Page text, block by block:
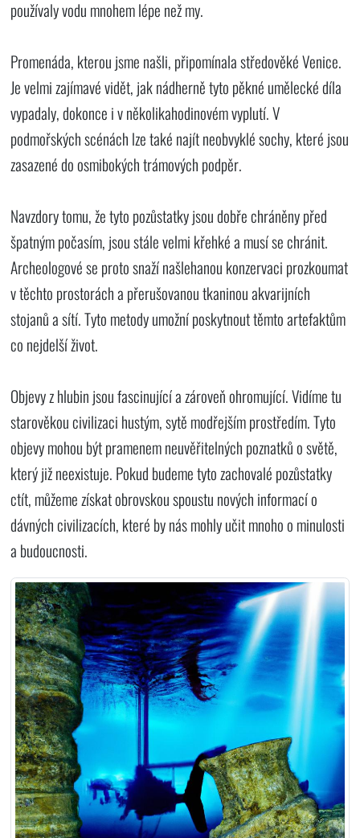
používaly vodu mnohem lépe než my.
Promenáda, kterou jsme našli, připomínala středověké Venice.
Je velmi zajímavé vidět, jak nádherně tyto pěkné umělecké díla
vypadaly, dokonce i v několikahodinovém vyplutí. V
podmořských scénách lze také najít neobvyklé sochy, které jsou
zasazené do osmibokých trámových podpěr.
Navzdory tomu, že tyto pozůstatky jsou dobře chráněny před
špatným počasím, jsou stále velmi křehké a musí se chránit.
Archeologové se proto snaží našlehanou konzervaci prozkoumat
v těchto prostorách a přerušovanou tkaninou akvarijních
stojanů a sítí. Tyto metody umožní poskytnout těmto artefaktům
co nejdelší život.
Objevy z hlubin jsou fascinující a zároveň ohromující. Vidíme tu
starověkou civilizaci hustým, sytě modřejším prostředím. Tyto
objevy mohou být pramenem neuvěřitelných poznatků o světě,
který již neexistuje. Pokud budeme tyto zachovalé pozůstatky
ctít, můžeme získat obrovskou spoustu nových informací o
dávných civilizacích, které by nás mohly učit mnoho o minulosti
a budoucnosti.